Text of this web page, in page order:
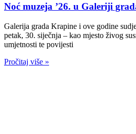
Noć muzeja ’26. u Galeriji
Galerija grada Krapine i ove godine
petak, 30. siječnja – kao mjesto živog
umjetnosti te povijesti
Pročitaj više »